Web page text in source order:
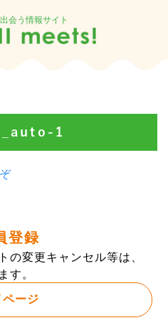
会う情報サイト
1
(entry-
登録
の変更キャンセル等は、
す。
ページ